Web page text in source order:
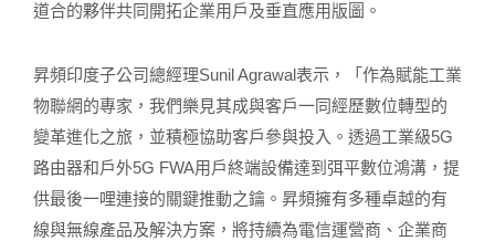
道合的夥伴共同開拓企業用戶及垂直應用版圖。
昇頻印度子公司總經理Sunil Agrawal表示，「作為賦能工業
物聯網的專家，我們樂見其成與客戶一同經歷數位轉型的
變革進化之旅，並積極協助客戶參與投入。透過工業級5G
路由器和戶外5G FWA用戶終端設備達到弭平數位鴻溝，提
供最後一哩連接的關鍵推動之鑰。昇頻擁有多種卓越的有
線與無線產品及解決方案，將持續為電信運營商、企業商